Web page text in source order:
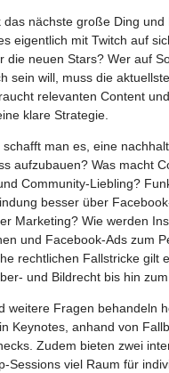
das nächste große Ding
eigentlich mit Twitch auf
die neuen Stars? Wer auf
sein will, muss die
relevanten Content
klare Strategie.
schafft man es, eine
aufzubauen? Was macht
Community-Liebling?
besser über
Marketing? Wie werden
und Facebook-Ads zum
rechtlichen Fallstricke gilt
und Bildrecht bis hin
weitere Fragen behandeln
Keynotes, anhand von
Zudem bieten zwei
Sessions viel Raum für